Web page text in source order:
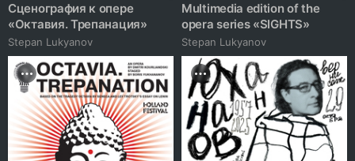
Сценография к опере
«Октавия. Трепанация»
Stepan Lukyanov
Multimedia edition of the
opera series «SIGHTS»
Stepan Lukyanov